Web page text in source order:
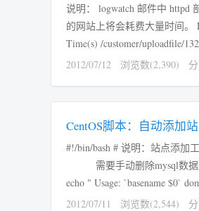
说明： logwatch 邮件中 httpd
的网站上将会耗费大量时间。 Requests with error response codes 400 Bad Request /: 5 Time(s) /100117/small/2012051116812204yGwm.jpg: 1
2012/07/12
浏览数(2,390)
CentOS脚本：自动添加
#!/bin/bash # 说明：站点添加
需要手动删除mysql数据库、vsftpd用户 # buildhttpdpwd buildmysqlpwd 用于根据
2012/07/11
浏览数(2,544)